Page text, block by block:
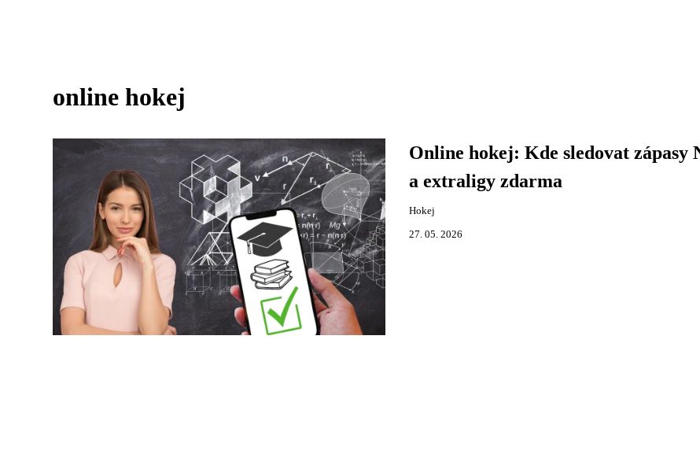
online hokej
Online hokej: Kde sledovat zápasy
a extraligy zdarma
Hokej
27. 05. 2026